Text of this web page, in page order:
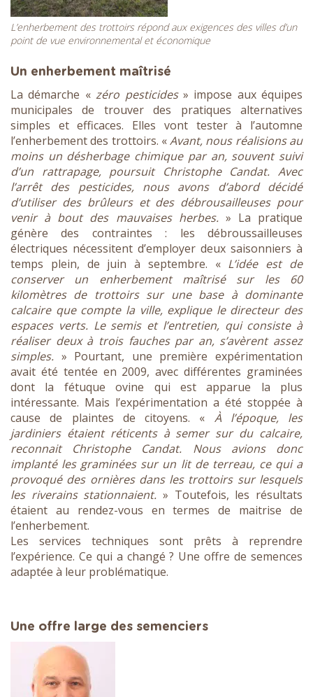
L’enherbement des trottoirs répond aux exigences des villes d’un
point de vue environnemental et économique
Un enherbement maîtrisé
La démarche «zéro pesticides» impose aux équipes
municipales de trouver des pratiques alternatives
simples et efficaces. Elles vont tester à l’automne
l’enherbement des trottoirs. «Avant, nous réalisions au
moins un désherbage chimique par an, souvent suivi
d’un rattrapage, poursuit Christophe Candat. Avec
l’arrêt des pesticides, nous avons d’abord décidé
d’utiliser des brûleurs et des débrousailleuses pour
venir à bout des mauvaises herbes.» La pratique
génère des contraintes : les débroussailleuses
électriques nécessitent d’employer deux saisonniers à
temps plein, de juin à septembre. « L’idée est de
conserver un enherbement maîtrisé sur les 60
kilomètres de trottoirs sur une base à dominante
calcaire que compte la ville, explique le directeur des
espaces verts. Le semis et l’entretien, qui consiste à
réaliser deux à trois fauches par an, s’avèrent assez
simples. » Pourtant, une première expérimentation
avait été tentée en 2009, avec différentes graminées
dont la fétuque ovine qui est apparue la plus
intéressante. Mais l’expérimentation a été stoppée à
cause de plaintes de citoyens. « À l’époque, les
jardiniers étaient réticents à semer sur du calcaire,
reconnait Christophe Candat. Nous avions donc
implanté les graminées sur un lit de terreau, ce qui a
provoqué des ornières dans les trottoirs sur lesquels
les riverains stationnaient. » Toutefois, les résultats
étaient au rendez-vous en termes de maitrise de
l’enherbement.
Les services techniques sont prêts à reprendre
l’expérience. Ce qui a changé ? Une offre de semences
adaptée à leur problématique.
Une offre large des semenciers